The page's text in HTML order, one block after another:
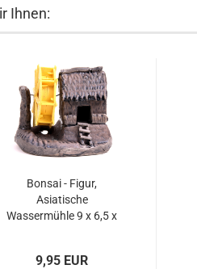
Ihnen:
Bonsai - Figur,
Asiatische
Wassermühle 9 x 6,5 x
9,95 EUR